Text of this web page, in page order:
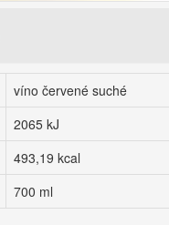
víno červené suché
2065 kJ
493,19 kcal
700 ml